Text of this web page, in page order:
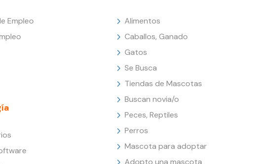
Empleo
Alimentos
Caballos, Ganado
Gatos
Se Busca
Tiendas de Mascotas
Buscan novia/o
Peces, Reptiles
Perros
Mascota para adoptar
Adopto una mascota